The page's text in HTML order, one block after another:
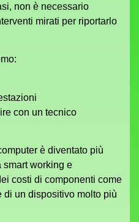
non è necessario
mirati per riportarlo
con un tecnico
è diventato più
smart working e
costi di componenti come
di un dispositivo molto più